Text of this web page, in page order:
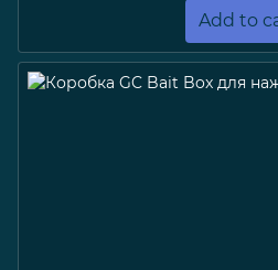
Add to